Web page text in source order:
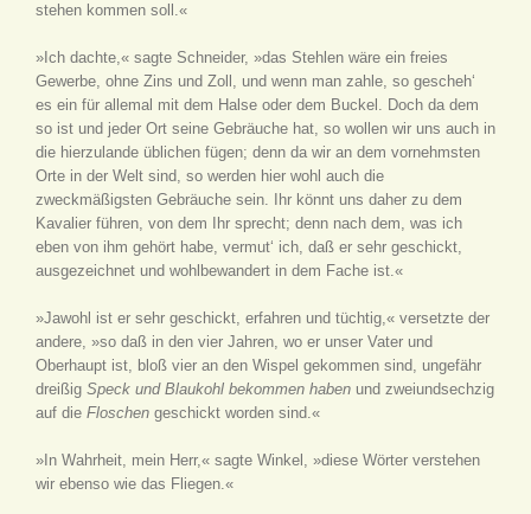
stehen kommen soll.«
»Ich dachte,« sagte Schneider, »das Stehlen wäre ein freies
Gewerbe, ohne Zins und Zoll, und wenn man zahle, so gescheh‘
es ein für allemal mit dem Halse oder dem Buckel. Doch da dem
so ist und jeder Ort seine Gebräuche hat, so wollen wir uns auch in
die hierzulande üblichen fügen; denn da wir an dem vornehmsten
Orte in der Welt sind, so werden hier wohl auch die
zweckmäßigsten Gebräuche sein. Ihr könnt uns daher zu dem
Kavalier führen, von dem Ihr sprecht; denn nach dem, was ich
eben von ihm gehört habe, vermut‘ ich, daß er sehr geschickt,
ausgezeichnet und wohlbewandert in dem Fache ist.«
»Jawohl ist er sehr geschickt, erfahren und tüchtig,« versetzte der
andere, »so daß in den vier Jahren, wo er unser Vater und
Oberhaupt ist, bloß vier an den Wispel gekommen sind, ungefähr
dreißig Speck und Blaukohl bekommen haben und zweiundsechzig
auf die Floschen geschickt worden sind.«
»In Wahrheit, mein Herr,« sagte Winkel, »diese Wörter verstehen
wir ebenso wie das Fliegen.«